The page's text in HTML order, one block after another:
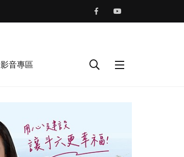
影音專區